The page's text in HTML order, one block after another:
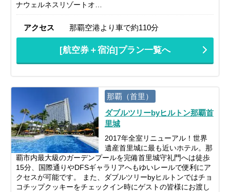
ナウェルネスリゾートオ…
アクセス 那覇空港より車で約110分
[航空券＋宿泊]プラン一覧へ
那覇（首里）
ダブルツリーbyヒルトン那覇首
里城
2017年全室リニューアル！世界
遺産首里城に最も近いホテル。那
覇市内最大級のガーデンプールを完備首里城守礼門へは徒歩
15分、国際通りやDFSギャラリアへもゆいレールで便利にア
クセスが可能です。 また、ダブルツリーbyヒルトンではチョ
コチップクッキーをチェックイン時にゲストの皆様にお渡し